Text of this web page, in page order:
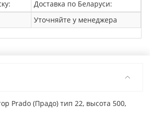
Доставка по Беларуси:
Уточняйте у менеджера
Prado (Прадо) тип 22, высота 500,